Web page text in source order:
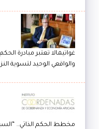
غواتيمالا تعتبر مبادرة
والواقعي الوحيد لتسوية
مخطط الحكم الذاتي..